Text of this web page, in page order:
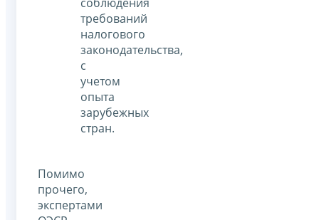
требований
налогового
законодательства,
с
учетом
опыта
зарубежных
стран.
Помимо
прочего,
экспертами